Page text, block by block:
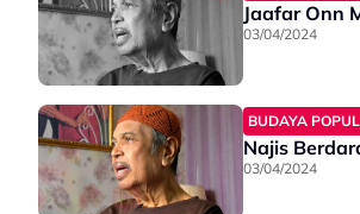
Jaafar Onn
03/04/2024
BUDAYA
Najis
03/04/2024